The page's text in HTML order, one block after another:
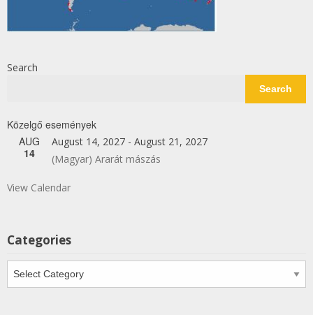
Search
Search
Közelgő események
AUG
14
August 14, 2027 - August 21, 2027
(Magyar) Ararát mászás
View Calendar
Categories
Categories